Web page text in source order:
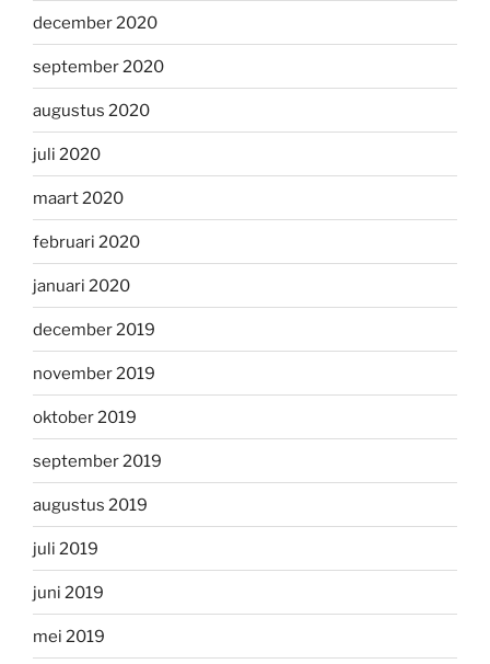
december 2020
september 2020
augustus 2020
juli 2020
maart 2020
februari 2020
januari 2020
december 2019
november 2019
oktober 2019
september 2019
augustus 2019
juli 2019
juni 2019
mei 2019